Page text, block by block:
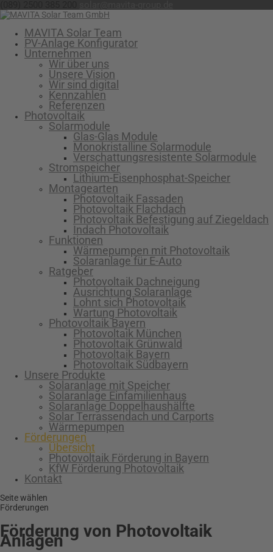
MAVITA Solar Team
PV-Anlage Konfigurator
Unternehmen
Wir über uns
Unsere Vision
Wir sind digital
Kennzahlen
Referenzen
Photovoltaik
Solarmodule
Glas-Glas Module
Monokristalline Solarmodule
Verschattungsresistente Solarmodule
Stromspeicher
Lithium-Eisenphosphat-Speicher
Montagearten
Photovoltaik Fassaden
Photovoltaik Flachdach
Photovoltaik Befestigung auf Ziegeldach
Indach Photovoltaik
Funktionen
Wärmepumpen mit Photovoltaik
Solaranlage für E-Auto
Ratgeber
Photovoltaik Dachneigung
Ausrichtung Solaranlage
Lohnt sich Photovoltaik
Wartung Photovoltaik
Photovoltaik Bayern
Photovoltaik München
Photovoltaik Grünwald
Photovoltaik Bayern
Photovoltaik Südbayern
Unsere Produkte
Solaranlage mit Speicher
Solaranlage Einfamilienhaus
Solaranlage Doppelhaushälfte
Solar Terrassendach und Carports
Wärmepumpen
Förderungen
Übersicht
Photovoltaik Förderung in Bayern
KfW Förderung Photovoltaik
Kontakt
Seite wählen
Förderungen
Förderung von Photovoltaik
Anlagen